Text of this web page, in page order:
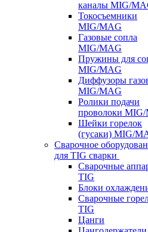
каналы MIG/
Токосъемники
MIG/MAG
Газовые сопла
MIG/MAG
Пружины для
MIG/MAG
Диффузоры
MIG/MAG
Ролики подачи
проволоки
Шейки горелок
(гусаки) MIG/
Сварочное
для TIG сварки
Сварочные
TIG
Блоки
Сварочные
TIG
Цанги